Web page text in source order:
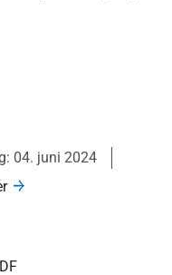
04. juni 2024